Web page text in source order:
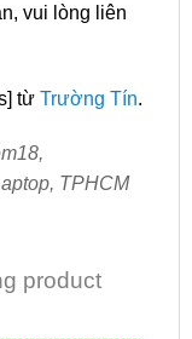
vui lòng liên
từTrường Tín.
TPHCM
product